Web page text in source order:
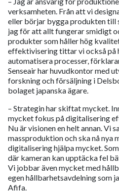
verksamheten. Från att vi
eller börjar bygga produkten till
jag för att allt fungerar smidigt
produkter som håller hög
effektivisering tittar vi också på
automatisera processer,
Senseair har huvudkontor med
forskning och försäljning i
bolaget japanska ägare.
– Strategin har skiftat mycket.
mycket fokus på digitalisering
Nu är visionen en helt annan. Vi
massproduktion och ska nå nya
digitalisering hjälpa mycket.
där kameran kan upptäcka fel
Vi jobbar även mycket med
egen hållbarhetsavdelning som
Afifa.